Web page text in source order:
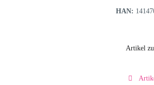
HAN:
Artikel